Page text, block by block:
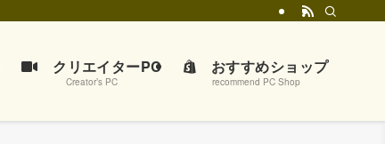
クリエイターPC
Creator’s PC
おすすめショップ
recommend PC Shop